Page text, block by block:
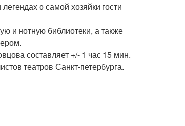
о самой хозяйки гости
и нотную библиотеки, а также
составляет +/- 1 час 15 мин.
театров Санкт-петербурга.